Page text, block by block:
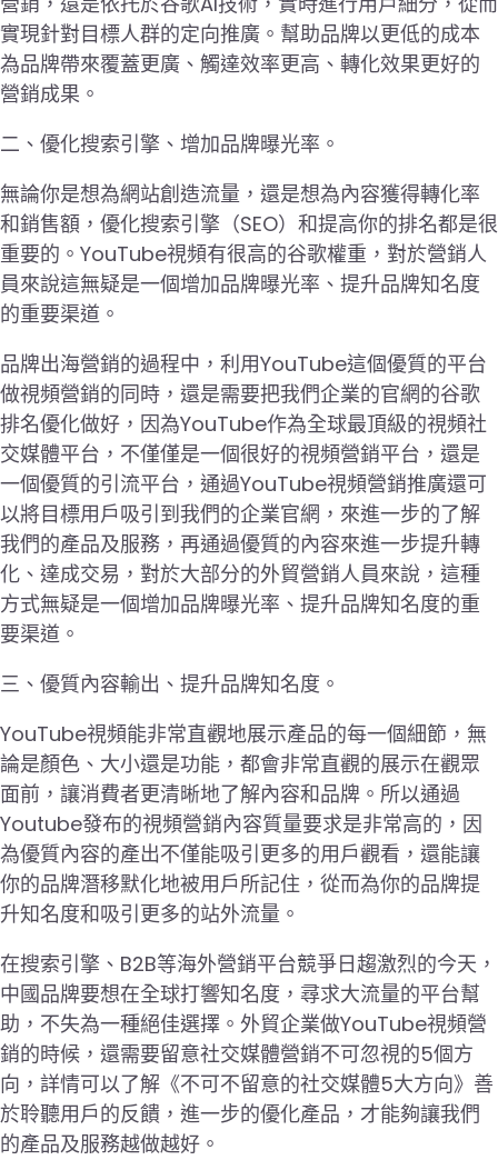
實現針對目標人群的定向推廣。幫助品牌以更低的成本
為品牌帶來覆蓋更廣、觸達效率更高、轉化效果更好的
營銷成果。
二、優化搜索引擎、增加品牌曝光率。
無論你是想為網站創造流量，還是想為內容獲得轉化率
和銷售額，優化搜索引擎（SEO）和提高你的排名都是很
重要的。YouTube視頻有很高的谷歌權重，對於營銷人
員來說這無疑是一個增加品牌曝光率、提升品牌知名度
的重要渠道。
品牌出海營銷的過程中，利用YouTube這個優質的平台
做視頻營銷的同時，還是需要把我們企業的官網的谷歌
排名優化做好，因為YouTube作為全球最頂級的視頻社
交媒體平台，不僅僅是一個很好的視頻營銷平台，還是
一個優質的引流平台，通過YouTube視頻營銷推廣還可
以將目標用戶吸引到我們的企業官網，來進一步的了解
我們的產品及服務，再通過優質的內容來進一步提升轉
化、達成交易，對於大部分的外貿營銷人員來說，這種
方式無疑是一個增加品牌曝光率、提升品牌知名度的重
要渠道。
三、優質內容輸出、提升品牌知名度。
YouTube視頻能非常直觀地展示產品的每一個細節，無
論是顏色、大小還是功能，都會非常直觀的展示在觀眾
面前，讓消費者更清晰地了解內容和品牌。所以通過
Youtube發布的視頻營銷內容質量要求是非常高的，因
為優質內容的產出不僅能吸引更多的用戶觀看，還能讓
你的品牌潛移默化地被用戶所記住，從而為你的品牌提
升知名度和吸引更多的站外流量。
在搜索引擎、B2B等海外營銷平台競爭日趨激烈的今天，
中國品牌要想在全球打響知名度，尋求大流量的平台幫
助，不失為一種絕佳選擇。外貿企業做YouTube視頻營
銷的時候，還需要留意社交媒體營銷不可忽視的5個方
向，詳情可以了解《不可不留意的社交媒體5大方向》善
於聆聽用戶的反饋，進一步的優化產品，才能夠讓我們
的產品及服務越做越好。